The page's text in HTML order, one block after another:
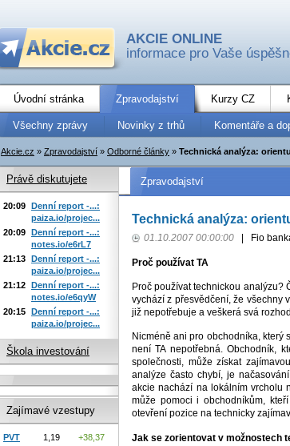
AKCIE ONLINE
informace pro Vaše
Úvodní stránka Zpravodajství Kurzy CZ
Všechny zprávy Novinky z trhů Komentáře a
Akcie.cz » Zpravodajství » Odborné články » Technická analýza:
Zpravodajství
Technická analýza:
01.10.2007 00:00:00 Fio
Proč používat TA
Proč používat technickou analýzu?
vychází z přesvědčení, že všechny
již nepotřebuje a veškerá svá
Nicméně ani pro obchodníka, který
není TA nepotřebná. Obchodník,
společnosti, může získat
analýze často chybí, je
akcie nachází na lokálním vrcholu
může pomoci i obchodníkům,
otevření pozice na technicky
Jak se zorientovat v možnostech
Právě diskutujete
20:09 Denní report -...:
paiza.io/projec...
20:09 Denní report -...:
notes.io/e6rL7
21:13 Denní report -...:
paiza.io/projec...
21:12 Denní report -...:
notes.io/e6qyW
20:15 Denní report -...:
paiza.io/projec...
Škola investování
Zajímavé vzestupy
PVT 1,19
+38,37